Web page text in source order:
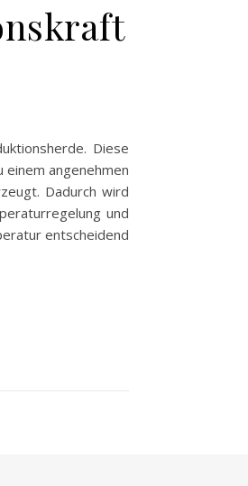
Diese
angenehmen
Dadurch wird
und
entscheidend